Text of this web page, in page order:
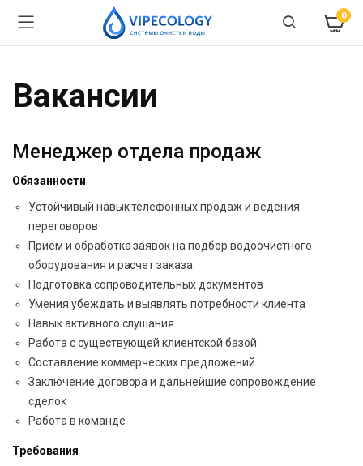
0
Вакансии
Менеджер отдела продаж
Обязанности
Устойчивый навык телефонных продаж и ведения
переговоров
Прием и обработка заявок на подбор водоочистного
оборудования и расчет заказа
Подготовка сопроводительных документов
Умения убеждать и выявлять потребности клиента
Навык активного слушания
Работа с существующей клиентской базой
Составление коммерческих предложений
Заключение договора и дальнейшие сопровождение
сделок
Работа в команде
Требования